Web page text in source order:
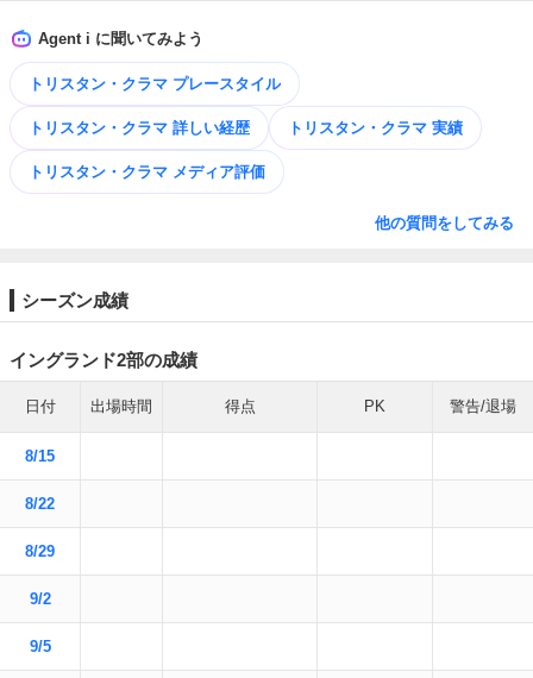
Agent i に聞いてみよう
トリスタン・クラマ プレースタイル
トリスタン・クラマ 詳しい経歴 トリスタン・クラマ 実績
トリスタン・クラマ メディア評価
他の質問をしてみる
シーズン成績
イングランド2部の成績
日付 出場時間 得点 PK 警告/退場
8/15
8/22
8/29
9/2
9/5